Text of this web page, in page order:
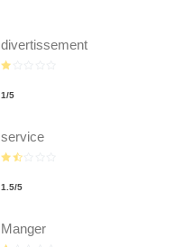
divertissement
1/5
service
1.5/5
Manger